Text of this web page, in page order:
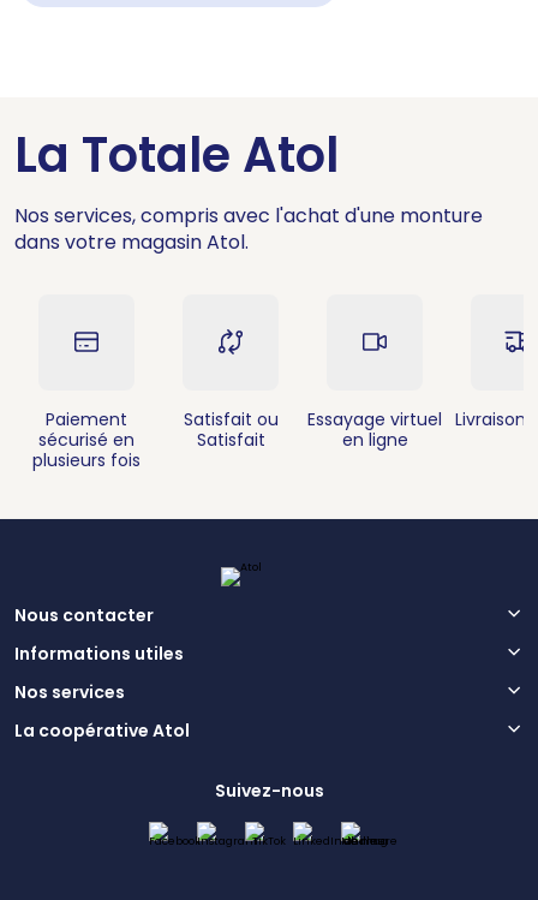
La Totale Atol
Nos services, compris avec l'achat d'une monture
dans votre magasin Atol.
Paiement
sécurisé en
plusieurs fois
Satisfait ou
Satisfait
Essayage virtuel
en ligne
Livraison
Nous contacter
Informations utiles
Nos services
La coopérative Atol
Suivez-nous